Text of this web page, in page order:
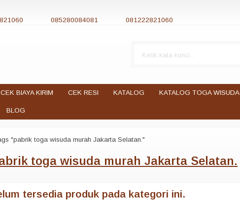
085280084081 081222821060
CEK BIAYA KIRIM CEK RESI KATALOG KATALOG TOGA WISUDA
BLOG
"pabrik toga wisuda murah Jakarta Selatan."
toga wisuda murah Jakarta Selatan.
tersedia produk pada kategori ini.